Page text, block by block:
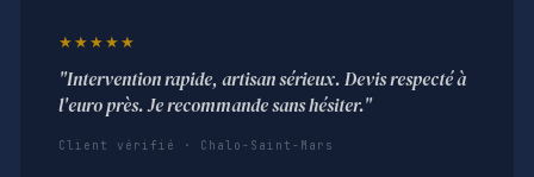
★★★★★
"Intervention rapide, artisan sérieux. Devis respecté à
l'euro près. Je recommande sans hésiter."
Client vérifié · Chalo-Saint-Mars